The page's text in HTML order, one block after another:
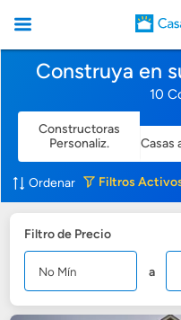
Construya en
10
Constructoras
Personaliz.
Casas
Ordenar Filtros
Filtro de Precio
a